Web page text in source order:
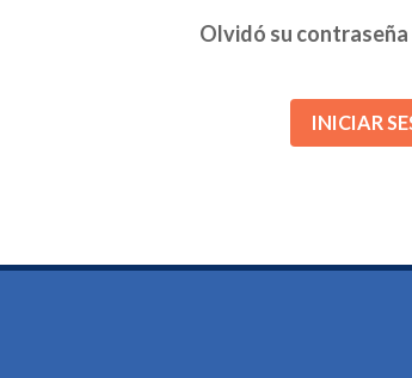
Olvidó su contraseña
INICIAR